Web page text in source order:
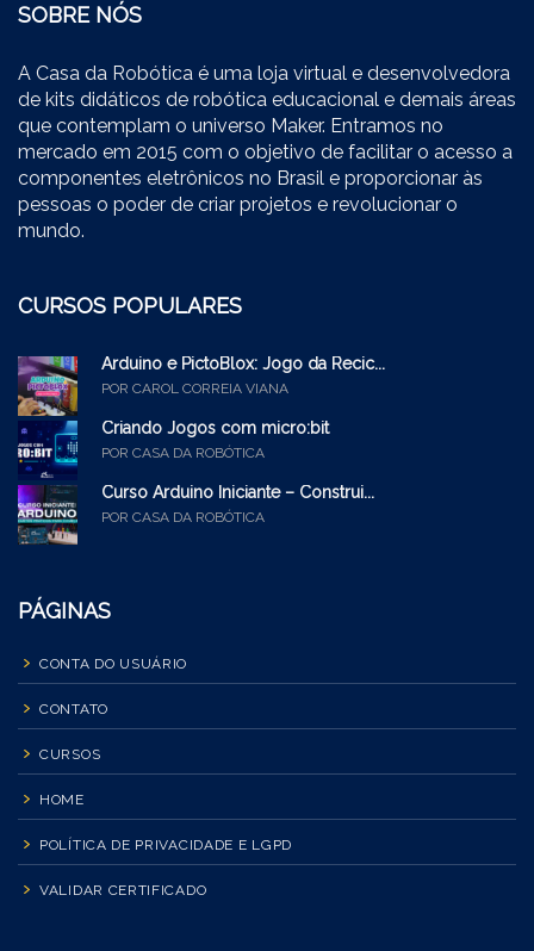
SOBRE NÓS
A Casa da Robótica é uma loja virtual e desenvolvedora
de kits didáticos de robótica educacional e demais áreas
que contemplam o universo Maker. Entramos no
mercado em 2015 com o objetivo de facilitar o acesso a
componentes eletrônicos no Brasil e proporcionar às
pessoas o poder de criar projetos e revolucionar o
mundo.
CURSOS POPULARES
Arduino e PictoBlox: Jogo da Recic...
POR CAROL CORREIA VIANA
Criando Jogos com micro:bit
POR CASA DA ROBÓTICA
Curso Arduino Iniciante – Construi...
POR CASA DA ROBÓTICA
PÁGINAS
CONTA DO USUÁRIO
CONTATO
CURSOS
HOME
POLÍTICA DE PRIVACIDADE E LGPD
VALIDAR CERTIFICADO